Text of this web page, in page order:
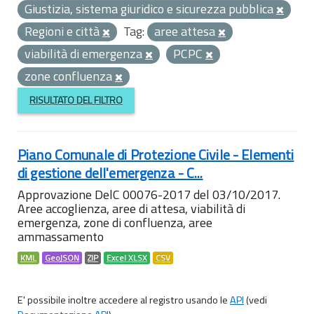
Giustizia, sistema giuridico e sicurezza pubblica
Regioni e città
Tag: aree attesa
viabilità di emergenza
PCPC
zone confluenza
RISULTATO DEL FILTRO
Piano Comunale di Protezione Civile - Elementi
di gestione dell'emergenza - C...
Approvazione DelC 00076-2017 del 03/10/2017.
Aree accoglienza, aree di attesa, viabilità di
emergenza, zone di confluenza, aree
ammassamento
KML GeoJSON ZIP Excel XLSX CSV
E' possibile inoltre accedere al registro usando leAPI(vedi